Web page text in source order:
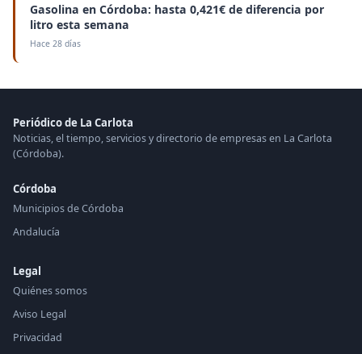
Gasolina en Córdoba: hasta 0,421€ de diferencia por
litro esta semana
Hace 28 días
Periódico de La Carlota
Noticias, el tiempo, servicios y directorio de empresas en La Carlota
(Córdoba).
Córdoba
Municipios de Córdoba
Andalucía
Legal
Quiénes somos
Aviso Legal
Privacidad